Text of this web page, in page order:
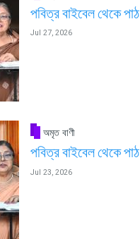
পবিত্র বাইবেল থেকে পাঠ
Jul 27, 2026
অমৃত বাণী
পবিত্র বাইবেল থেকে পাঠ
Jul 23, 2026